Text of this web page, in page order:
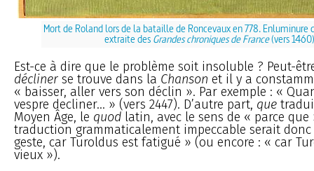
Mort de Roland lors de la bataille de Roncevaux en 778. Enluminure
extraite des Grandes chroniques de France(vers
Est-ce à dire que le problème soit insoluble ? Peut-
décliner se trouve dans la Chanson et il y a
« baisser, aller vers son déclin ». Par exemple : «
vespre decliner... » (vers 2447). D’autre part, que
Moyen Âge, le quod latin, avec le sens de « parce que
traduction grammaticalement impeccable serait donc
geste, car Turoldus est fatigué » (ou encore : « car
vieux »).